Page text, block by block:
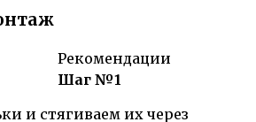
Рекомендации
Шаг №1
и стягиваем их через